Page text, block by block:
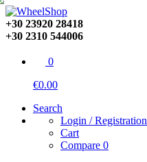
+30 23920 28418
+30 2310 544006
0
€0.00
Search
Login / Registration
Cart
Compare 0